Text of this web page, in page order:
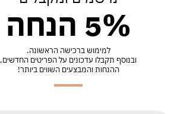
5% הנחה
למימוש ברכישה הראשונה.
ובנוסף תקבלו עדכונים על הפריטים החדשים,
ההנחות והמבצעים השווים ביותר!